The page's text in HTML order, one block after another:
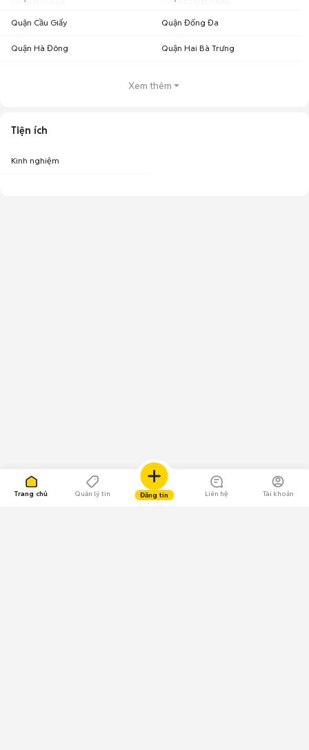
Trang chủ Quản lý tin Đăng tin Liên hệ Tài khoản
Quận Cầu Giấy Quận Đống Đa
Quận Hà Đông Quận Hai Bà Trưng
Xem thêm
Tiện ích
Kinh nghiệm